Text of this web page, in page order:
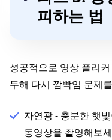
피하는 법
성공적으로 영상 플리
두해 다시 깜빡임 문제
자연광 - 충분한 햇
동영상을 촬영해보